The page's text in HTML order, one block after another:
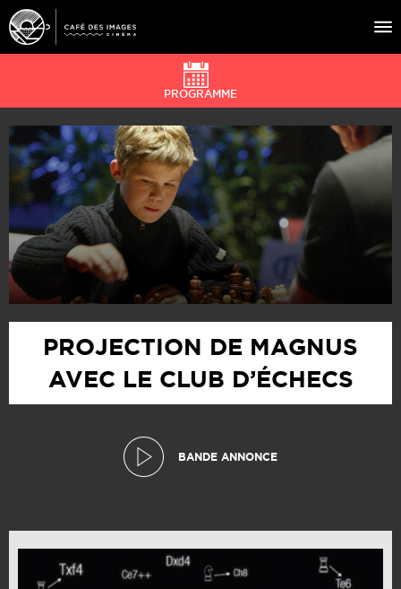
À L’AFFICHE
ÉVÉNEMENTS
CAFÉ DU CINÉ
PRATIQUE
ÉDUCATION AUX IMAGES
PROGRAMME
PROJECTION DE MAGNUS
AVEC LE CLUB D’ÉCHECS
BANDE ANNONCE